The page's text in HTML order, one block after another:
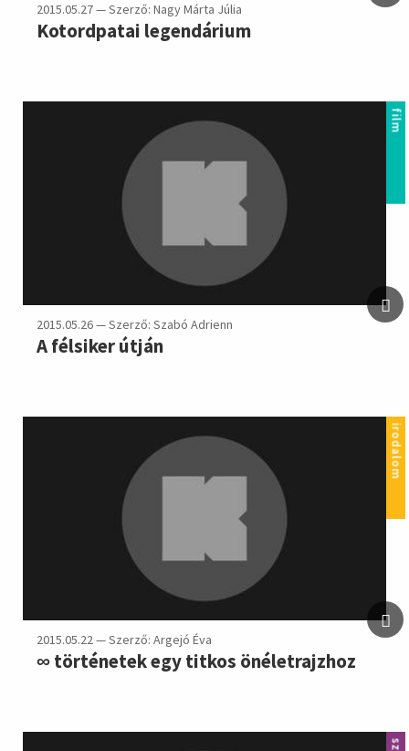
2015.05.27 — Szerző: Nagy Márta Júlia
Kotordpatai legendárium
film
2015.05.26 — Szerző: Szabó Adrienn
A félsiker útján
irodalom
2015.05.22 — Szerző: Argejó Éva
∞ történetek egy titkos önéletrajzhoz